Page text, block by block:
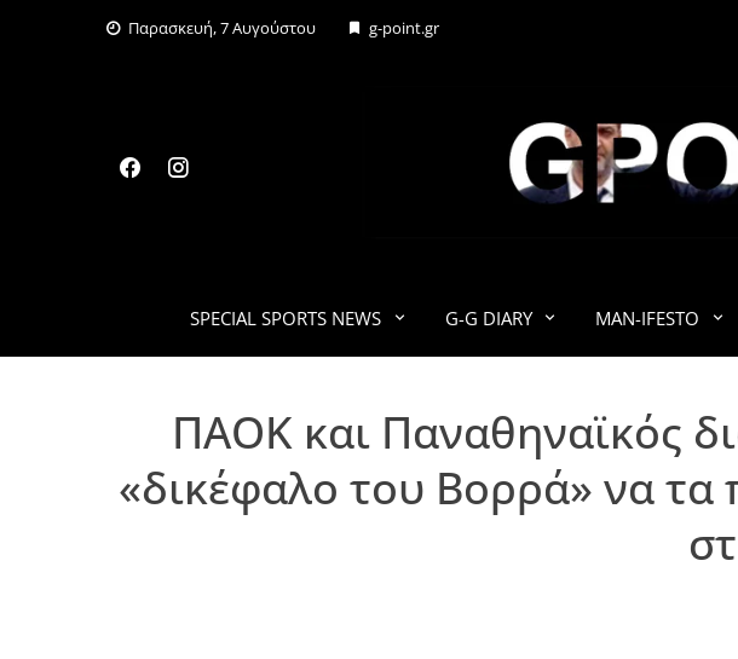
Παρασκευή, 7 Αυγούστου g-point.gr
SPECIAL SPORTS NEWS G-G DIARY MAN-IFESTO
ΠΑΟΚ και Παναθηναϊκός
«δικέφαλο του Βορρά» να τα